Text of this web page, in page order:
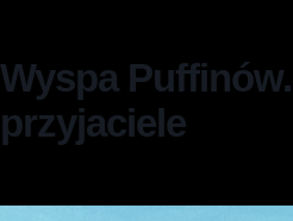
Wyspa
przyjaciele